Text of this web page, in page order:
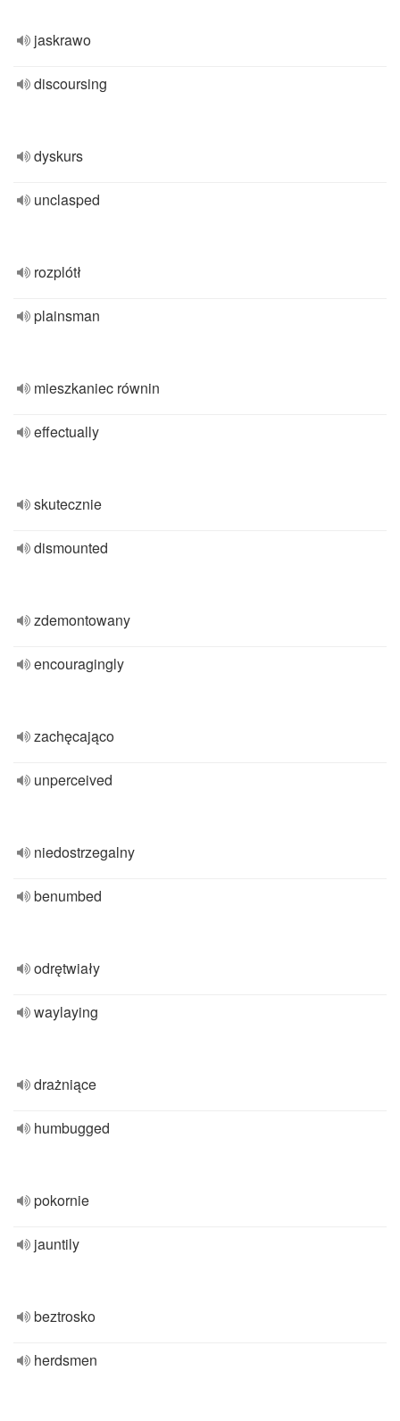
jaskrawo
discoursing
dyskurs
unclasped
rozplótł
plainsman
mieszkaniec równin
effectually
skutecznie
dismounted
zdemontowany
encouragingly
zachęcająco
unperceived
niedostrzegalny
benumbed
odrętwiały
waylaying
drażniące
humbugged
pokornie
jauntily
beztrosko
herdsmen